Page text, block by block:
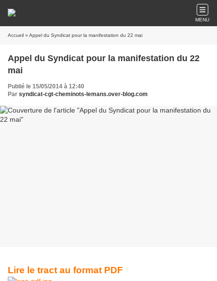
MENU
Accueil » Appel du Syndicat pour la manifestation du 22 mai
Appel du Syndicat pour la manifestation du 22
mai
Publié le 15/05/2014 à 12:40
Par syndicat-cgt-cheminots-lemans.over-blog.com
Lire le tract au format PDF